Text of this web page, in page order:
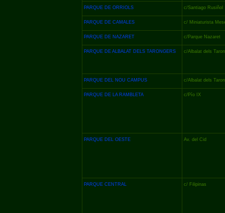
PARQUE DE ORRIOLS c/Santiago Rusiñol
PARQUE DE CAMALES c/ Miniaturista
PARQUE DE NAZARET c/Parque Nazaret
PARQUE DE ALBALAT DELS TARONGERS c/Albalat dels
PARQUE DEL NOU CAMPUS c/Albalat dels
PARQUE DE LA RAMBLETA c/Pío IX
PARQUE DEL OESTE Av. del Cid
PARQUE CENTRAL c/ Filipinas